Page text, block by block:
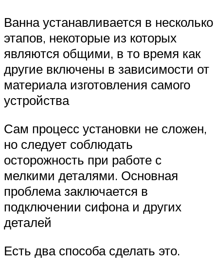
Ванна устанавливается в несколько
этапов, некоторые из которых
являются общими, в то время как
другие включены в зависимости от
материала изготовления самого
устройства
Сам процесс установки не сложен,
но следует соблюдать
осторожность при работе с
мелкими деталями. Основная
проблема заключается в
подключении сифона и других
деталей
Есть два способа сделать это.